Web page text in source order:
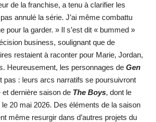
de la franchise, a tenu à clarifier les
annulé la série. J’ai même combattu
pour la garder. » Il s’est dit « bummed »
business, soulignant que de
restaient à raconter pour Marie, Jordan,
Heureusement, les personnages de Gen
pas : leurs arcs narratifs se poursuivront
dernière saison de The Boys, dont le
20 mai 2026. Des éléments de la saison
même resurgir dans d’autres projets du